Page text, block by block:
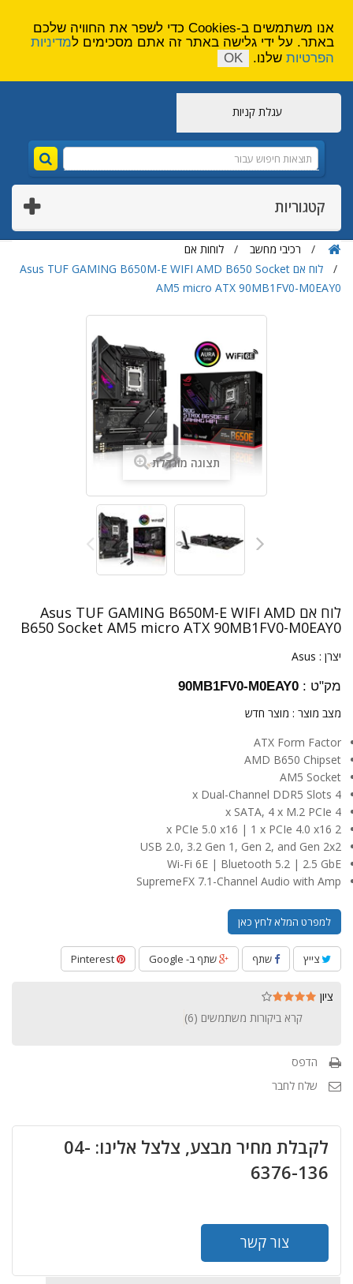
עגלת קניות
קטגוריות
רכיבי מחשב
לוחות אם
לוח אם Asus TUF GAMING B650M-E WIFI AMD B650 Socket
AM5 micro ATX 90MB1FV0-M0EAY0
תצוגה מוגדלת
לוח אם Asus TUF GAMING B650M-E WIFI AMD
B650 Socket AM5 micro ATX 90MB1FV0-M0EAY0
יצרן : Asus
מק"ט : 90MB1FV0-M0EAY0
מצב מוצר : מוצר חדש
ATX Form Factor
AMD B650 Chipset
AM5 Socket
4 x Dual-Channel DDR5 Slots
4 x SATA, 4 x M.2 PCIe
2 x PCIe 5.0 x16 | 1 x PCIe 4.0 x16
USB 2.0, 3.2 Gen 1, Gen 2, and Gen 2x2
Wi-Fi 6E | Bluetooth 5.2 | 2.5 GbE
SupremeFX 7.1-Channel Audio with Amp
למפרט המלא לחץ כאן
צייץ שתף שתף ב- Google
ציון
קרא ביקורות משתמשים (6
)
הדפס
שלח לחבר
לקבלת מחיר מבצע, צלצל אלינו: 04-
6376-136
צור קשר
אנו משתמשים ב-Cookies כדי לשפר את החוויה שלכם
באתר. על ידי גלישה באתר זה אתם מסכימים למדיניות
הפרטיות שלנו. OK